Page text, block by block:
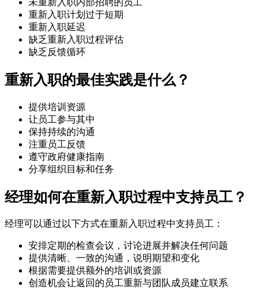
重新入职计划过于短期
重新入职延迟
缺乏重新入职过程评估
缺乏反馈循环
重新入职的最佳实践是什么？
提供培训资源
让员工参与其中
保持持续的沟通
注重员工反馈
遵守政府健康指南
分享组织目标和任务
经理如何在重新入职过程中支持员工？
经理可以通过以下方式在重新入职过程中支持员工：
安排定期的检查会议，讨论进展并解决任何问题
提供清晰、一致的沟通，说明期望和变化
根据需要提供额外的培训或资源
创造机会让返回的员工重新与团队成员建立联系